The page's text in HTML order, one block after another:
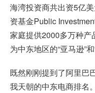
海湾投资商共出资5亿
资基金Public
家庭提供2000多万种
为中东地区的“亚马逊”和
既然刚刚提到了阿里巴
我天朝的中东电商排名。